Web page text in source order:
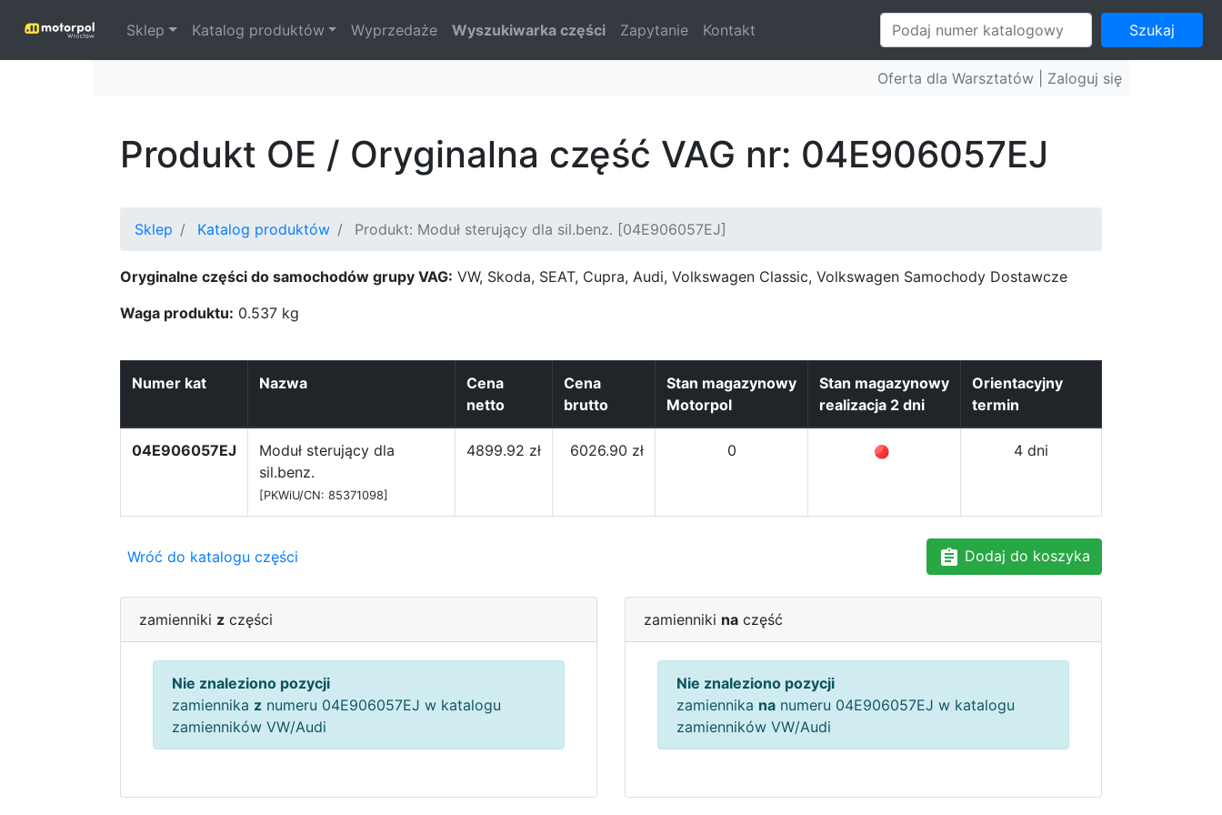
Sklep Katalog produktów Wyprzedaże Wyszukiwarka części Zapytanie Kontakt Szukaj
Oferta dla Warsztatów | Zaloguj się
Produkt OE / Oryginalna część VAG nr: 04E906057EJ
Sklep Katalog produktów Produkt: Moduł sterujący dla sil.benz. [04E906057EJ]
Oryginalne części do samochodów grupy VAG: VW, Skoda, SEAT, Cupra, Audi, Volkswagen Classic, Volkswagen Samochody Dostawcze
Waga produktu: 0.537 kg
Numer kat Nazwa
Cena
netto
Cena
brutto
Stan magazynowy
Motorpol
Stan magazynowy
realizacja 2 dni
Orientacyjny
termin
04E906057EJ
Moduł sterujący dla
sil.benz.
[PKWiU/CN: 85371098]
4899.92 zł 6026.90 zł 0 4 dni
Wróć do katalogu części Dodaj do koszyka
zamienniki z części
Nie znaleziono pozycji
zamiennika z numeru 04E906057EJ w katalogu
zamienników VW/Audi
zamienniki na część
Nie znaleziono pozycji
zamiennika na numeru 04E906057EJ w katalogu
zamienników VW/Audi